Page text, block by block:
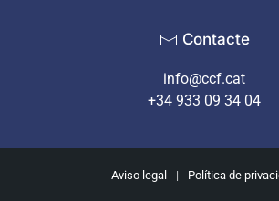
Contacte
info@ccf.cat
+34 933 09 34 04
Aviso legal | Política de